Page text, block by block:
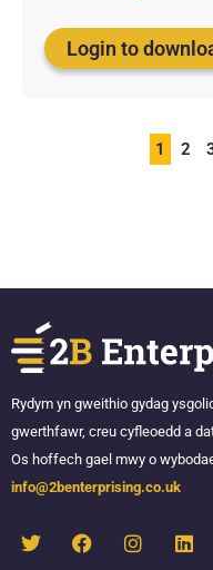
Login to
1 2
Rydym yn gweithio gydag
gwerthfawr, creu cyfleoedd a
Os hoffech gael mwy o
info@2benterprising.co.uk